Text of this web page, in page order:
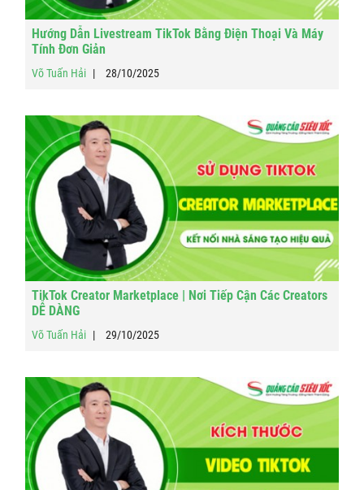
Hướng Dẫn Livestream TikTok Bằng Điện Thoại Và Máy
Tính Đơn Giản
Võ Tuấn Hải 28/10/2025
TikTok Creator Marketplace | Nơi Tiếp Cận Các Creators
DỄ DÀNG
Võ Tuấn Hải 29/10/2025